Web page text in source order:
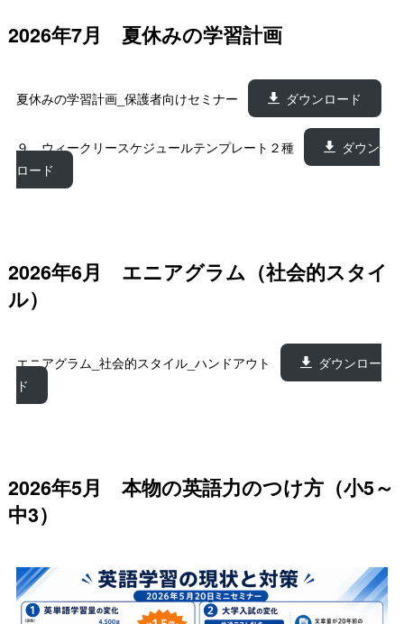
2026年7月 夏休みの学習計画
夏休みの学習計画_保護者向けセミナー ダウンロード
９、ウィークリースケジュールテンプレート２種
ダウン
ロード
2026年6月 エニアグラム（社会的スタイ
ル）
エニアグラム_社会的スタイル_ハンドアウト
ダウンロー
ド
2026年5月 本物の英語力のつけ方（小5～
中3）